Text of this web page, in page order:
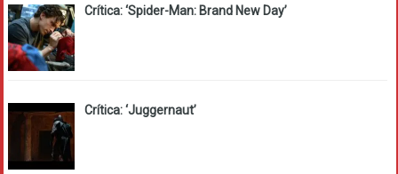
Crítica: ‘Spider-Man: Brand New Day’
Crítica: ‘Juggernaut’